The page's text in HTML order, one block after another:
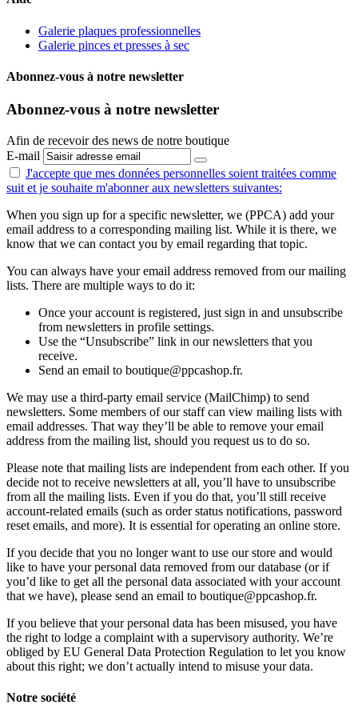
Galerie plaques professionnelles
Galerie pinces et presses à sec
Abonnez-vous à notre newsletter
Abonnez-vous à notre newsletter
Afin de recevoir des news de notre boutique
E-mail
J'accepte que mes données personnelles soient traitées comme
suit et je souhaite m'abonner aux newsletters suivantes:
When you sign up for a specific newsletter, we (PPCA) add your
email address to a corresponding mailing list. While it is there, we
know that we can contact you by email regarding that topic.
You can always have your email address removed from our mailing
lists. There are multiple ways to do it:
Once your account is registered, just sign in and unsubscribe
from newsletters in profile settings.
Use the “Unsubscribe” link in our newsletters that you
receive.
Send an email to boutique@ppcashop.fr.
We may use a third-party email service (MailChimp) to send
newsletters. Some members of our staff can view mailing lists with
email addresses. That way they’ll be able to remove your email
address from the mailing list, should you request us to do so.
Please note that mailing lists are independent from each other. If you
decide not to receive newsletters at all, you’ll have to unsubscribe
from all the mailing lists. Even if you do that, you’ll still receive
account-related emails (such as order status notifications, password
reset emails, and more). It is essential for operating an online store.
If you decide that you no longer want to use our store and would
like to have your personal data removed from our database (or if
you’d like to get all the personal data associated with your account
that we have), please send an email to boutique@ppcashop.fr.
If you believe that your personal data has been misused, you have
the right to lodge a complaint with a supervisory authority. We’re
obliged by EU General Data Protection Regulation to let you know
about this right; we don’t actually intend to misuse your data.
Notre société